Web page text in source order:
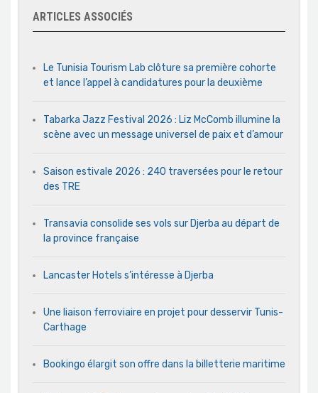
ARTICLES ASSOCIÉS
Le Tunisia Tourism Lab clôture sa première cohorte
et lance l’appel à candidatures pour la deuxième
Tabarka Jazz Festival 2026 : Liz McComb illumine la
scène avec un message universel de paix et d’amour
Saison estivale 2026 : 240 traversées pour le retour
des TRE
Transavia consolide ses vols sur Djerba au départ de
la province française
Lancaster Hotels s’intéresse à Djerba
Une liaison ferroviaire en projet pour desservir Tunis-
Carthage
Bookingo élargit son offre dans la billetterie maritime